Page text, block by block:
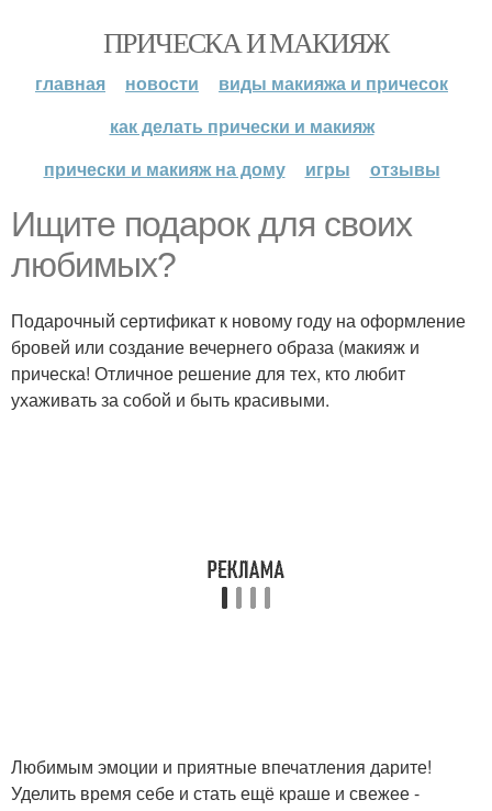
ПРИЧЕСКА И МАКИЯЖ
главная новости
виды макияжа и причесок
как делать прически и макияж
прически и макияж на дому
игры отзывы
Ищите подарок для своих
любимых?
Подарочный сертификат к новому году на оформление
бровей или создание вечернего образа (макияж и
прическа! Отличное решение для тех, кто любит
ухаживать за собой и быть красивыми.
Любимым эмоции и приятные впечатления дарите!
Уделить время себе и стать ещё краше и свежее -